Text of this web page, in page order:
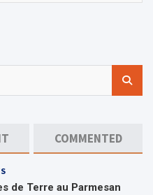
COMMENTED
de Terre au Parmesan